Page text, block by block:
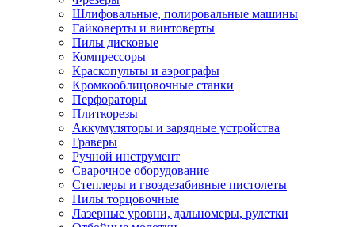
Шлифовальные, полировальные машины
Гайковерты и винтоверты
Пилы дисковые
Компрессоры
Краскопульты и аэрографы
Кромкооблицовочные станки
Перфораторы
Плиткорезы
Аккумуляторы и зарядные устройства
Граверы
Ручной инструмент
Сварочное оборудование
Степлеры и гвоздезабивные пистолеты
Пилы торцовочные
Лазерные уровни, дальномеры, рулетки